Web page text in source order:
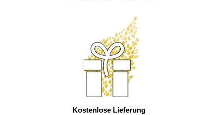
Kostenlose Lieferung